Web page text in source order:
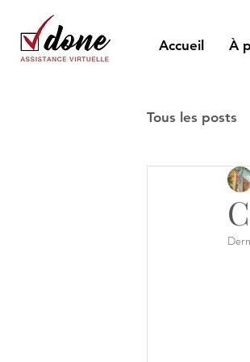
Accueil À
Tous les posts